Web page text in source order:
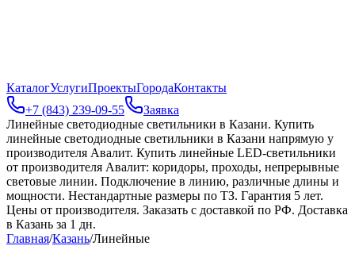
КаталогУслугиПроектыГородаКонтакты
+7 (843) 239-09-55
Заявка
Линейные светодиодные светильники в Казани. Купить
линейные светодиодные светильники в Казани напрямую у
производителя Авалит. Купить линейные LED-светильники
от производителя Авалит: коридоры, проходы, непрерывные
световые линии. Подключение в линию, различные длины и
мощности. Нестандартные размеры по ТЗ. Гарантия 5 лет.
Цены от производителя. Заказать с доставкой по РФ. Доставка
в Казань за 1 дн.
Главная/Казань/Линейные